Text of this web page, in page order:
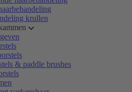
krullen
& paddle brushes